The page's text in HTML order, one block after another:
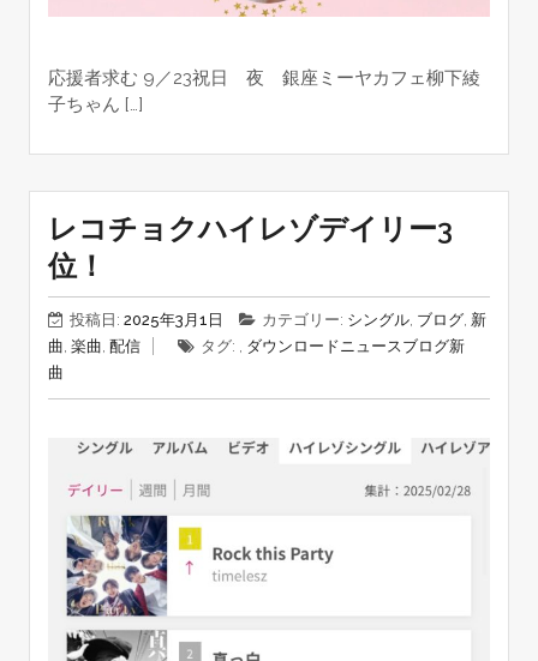
応援者求む 9／23祝日 夜 銀座ミーヤカフェ柳下綾
子ちゃん […]
レコチョクハイレゾデイリー3
位！
投稿日: 2025年3月1日 カテゴリー: シングル, ブログ, 新
曲 楽曲 配信 タグ: , ダウンロード ニュース ブログ新
曲